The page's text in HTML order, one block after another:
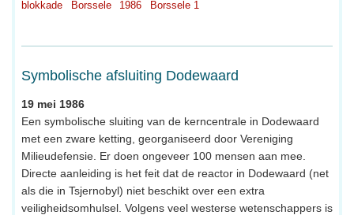
blokkade
Borssele 1986 Borssele 1
Symbolische afsluiting Dodewaard
19 mei 1986
Een symbolische sluiting van de kerncentrale in Dodewaard
met een zware ketting, georganiseerd door Vereniging
Milieudefensie. Er doen ongeveer 100 mensen aan mee.
Directe aanleiding is het feit dat de reactor in Dodewaard (net
als die in Tsjernobyl) niet beschikt over een extra
veiligheidsomhulsel. Volgens veel westerse wetenschappers is